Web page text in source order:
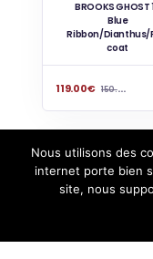
BROOKS GHOST
Blue
Ribbon/Dianthus/
coat
119.00€ 150.00
Nous utilisons des
internet porte bien
site, nous